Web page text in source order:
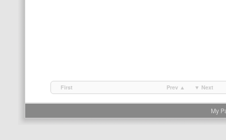
First Prev ▲ ▼ Next
My